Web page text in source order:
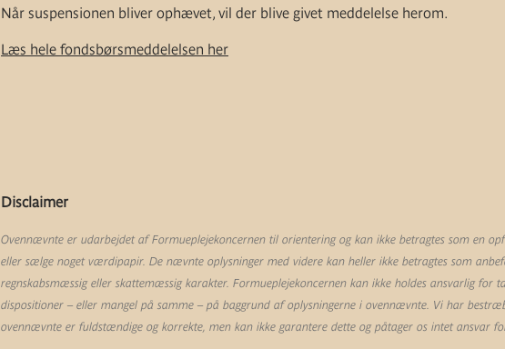
Når suspensionen bliver ophævet, vil der blive givet meddelelse herom.
Læs hele fondsbørsmeddelelsen her
Disclaimer
Ovennævnte er udarbejdet af Formueplejekoncernen til orientering og kan ikke betragtes som en
eller sælge noget værdipapir. De nævnte oplysninger med videre kan heller ikke betragtes som
regnskabsmæssig eller skattemæssig karakter. Formueplejekoncernen kan ikke holdes ansvarlig for
dispositioner – eller mangel på samme – på baggrund af oplysningerne i ovennævnte. Vi har
ovennævnte er fuldstændige og korrekte, men kan ikke garantere dette og påtager os intet ansvar